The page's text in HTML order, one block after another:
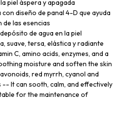
piel áspera y apagada
diseño de panal 4-D que ayuda
las esencias
de agua en la piel
suave, tersa, elástica y radiante
C, amino acids, enzymes, and a
moisture and soften the skin
red myrrh, cyanol and
It can sooth, calm, and effectively
for the maintenance of